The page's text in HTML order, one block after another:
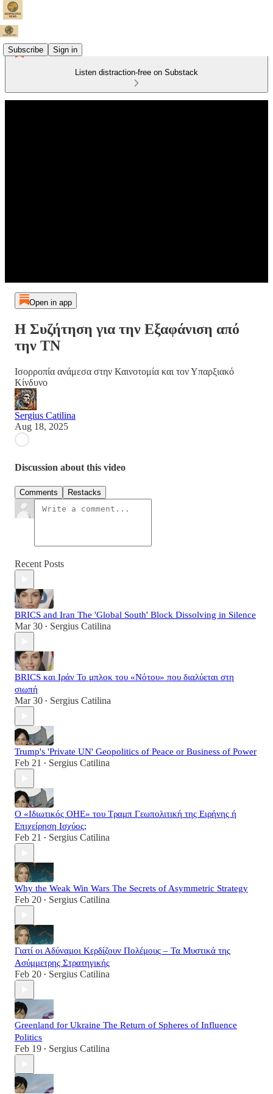
Subscribe Sign in
Listen distraction-free on Substack
Open in app
Η Συζήτηση για την Εξαφάνιση από
την ΤΝ
Ισορροπία ανάμεσα στην Καινοτομία και τον Υπαρξιακό
Κίνδυνο
Sergius Catilina
Aug 18, 2025
Discussion about this video
Comments Restacks
Recent Posts
BRICS and Iran The 'Global South' Block Dissolving in Silence
Mar 30 • Sergius Catilina
BRICS και Ιράν Το μπλοκ του «Νότου» που διαλύεται στη
σιωπή
Mar 30 • Sergius Catilina
Trump's 'Private UN' Geopolitics of Peace or Business of Power
Feb 21 • Sergius Catilina
Ο «Ιδιωτικός ΟΗΕ» του Τραμπ Γεωπολιτική της Ειρήνης ή
Επιχείρηση Ισχύος;
Feb 21 • Sergius Catilina
Why the Weak Win Wars The Secrets of Asymmetric Strategy
Feb 20 • Sergius Catilina
Γιατί οι Αδύναμοι Κερδίζουν Πολέμους – Τα Μυστικά της
Ασύμμετρης Στρατηγικής
Feb 20 • Sergius Catilina
Greenland for Ukraine The Return of Spheres of Influence
Politics
Feb 19 • Sergius Catilina